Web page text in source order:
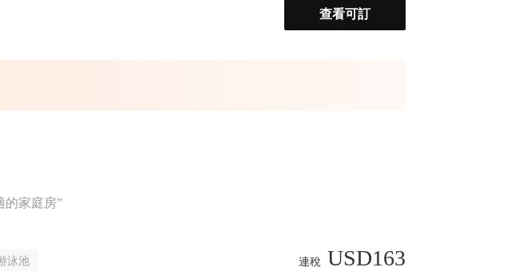
查看可訂
的家庭房”
泳池 連稅 USD163